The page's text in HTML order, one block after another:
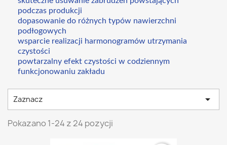
podczas produkcji
dopasowanie do różnych typów nawierzchni
podłogowych
wsparcie realizacji harmonogramów utrzymania
czystości
powtarzalny efekt czystości w codziennym
funkcjonowaniu zakładu
Zaznacz 
Pokazano 1-24 z 24 pozycji